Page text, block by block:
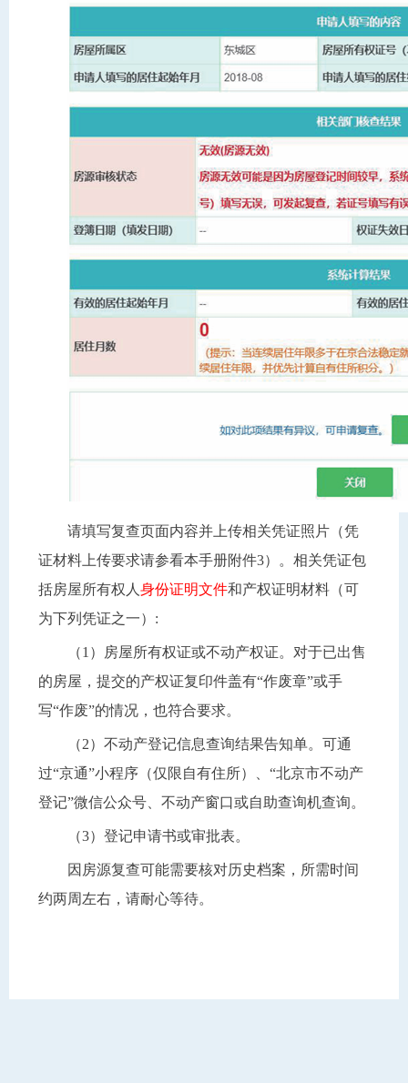
请填写复查页面内容并上传相关凭证照片（凭
证材料上传要求请参看本手册附件3）。相关凭证包
括房屋所有权人身份证明文件和产权证明材料（可
为下列凭证之一）:
（1）房屋所有权证或不动产权证。对于已出售
的房屋，提交的产权证复印件盖有“作废章”或手
写“作废”的情况，也符合要求。
（2）不动产登记信息查询结果告知单。可通
过“京通”小程序（仅限自有住所）、“北京市不动产
登记”微信公众号、不动产窗口或自助查询机查询。
（3）登记申请书或审批表。
因房源复查可能需要核对历史档案，所需时间
约两周左右，请耐心等待。